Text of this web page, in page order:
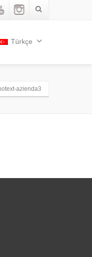
Türkçe
azienda3